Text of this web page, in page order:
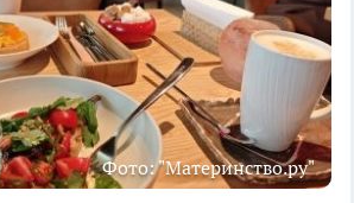
Фото: "Материнство.ру"